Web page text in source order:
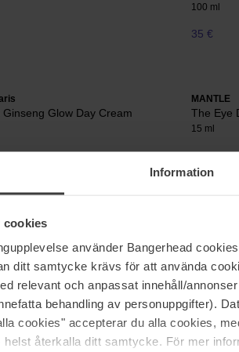
Information
cookies
använder Bangerhead
ditt samtycke krävs för att använda
relevant och anpassat innehåll/
behandling av personuppgifter).
cookies" accepterar du alla cookies,
återkalla ditt samtycke. För mer
100 ml
35 €
Ginseng Glow Day Cream
MANTLE
The Eye
15 ml
59 €
Tinted Serum SPF30 Strength
50 ml
46 €
Normale